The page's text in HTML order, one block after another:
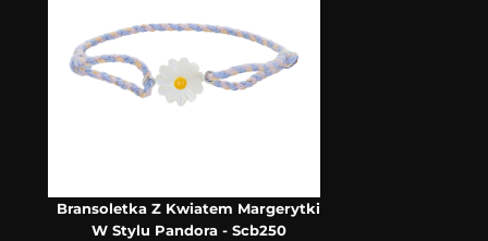
Bransoletka Z Kwiatem Margerytki
W Stylu Pandora - Scb250